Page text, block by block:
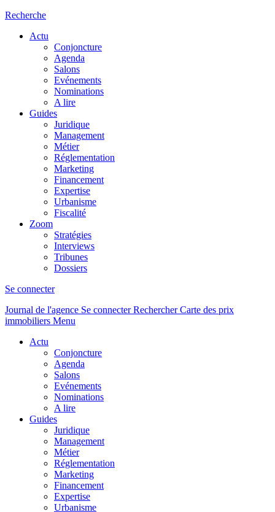
Recherche
Actu
Conjoncture
Agenda
Salons
Evénements
Nominations
A lire
Guides
Juridique
Management
Métier
Réglementation
Marketing
Financement
Expertise
Urbanisme
Fiscalité
Zoom
Stratégies
Interviews
Tribunes
Dossiers
Se connecter
Journal de l'agence Se connecterRechercher Carte des prix
immobiliers Menu
Actu
Conjoncture
Agenda
Salons
Evénements
Nominations
A lire
Guides
Juridique
Management
Métier
Réglementation
Marketing
Financement
Expertise
Urbanisme